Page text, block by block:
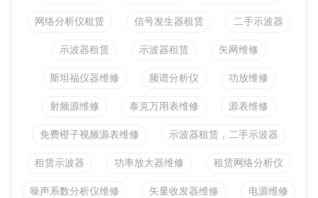
网络分析仪租赁 信号发生器租赁 二手示波器
示波器租赁 示波器租赁 矢网维修
斯坦福仪器维修 频谱分析仪 功放维修
射频源维修 泰克万用表维修 源表维修
免费橙子视频源表维修 示波器租赁，二手示波器
租赁示波器 功率放大器维修 租赁网络分析仪
噪声系数分析仪维修 矢量收发器维修 电源维修